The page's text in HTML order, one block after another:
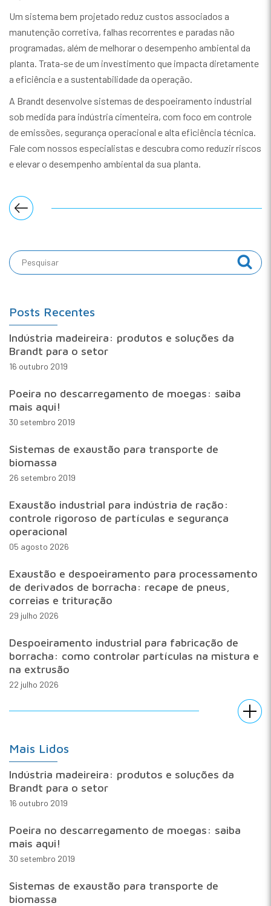
Um sistema bem projetado reduz custos associados a
manutenção corretiva, falhas recorrentes e paradas não
programadas, além de melhorar o desempenho ambiental da
planta. Trata-se de um investimento que impacta diretamente
a eficiência e a sustentabilidade da operação.
A Brandt desenvolve sistemas de despoeiramento industrial
sob medida para indústria cimenteira, com foco em controle
de emissões, segurança operacional e alta eficiência técnica.
Fale com nossos especialistas e descubra como reduzir riscos
e elevar o desempenho ambiental da sua planta.
Posts Recentes
Indústria madeireira: produtos e soluções da
Brandt para o setor
16 outubro 2019
Poeira no descarregamento de moegas: saiba
mais aqui!
30 setembro 2019
Sistemas de exaustão para transporte de
biomassa
26 setembro 2019
Exaustão industrial para indústria de ração:
controle rigoroso de partículas e segurança
operacional
05 agosto 2026
Exaustão e despoeiramento para processamento
de derivados de borracha: recape de pneus,
correias e trituração
29 julho 2026
Despoeiramento industrial para fabricação de
borracha: como controlar partículas na mistura e
na extrusão
22 julho 2026
Mais Lidos
Indústria madeireira: produtos e soluções da
Brandt para o setor
16 outubro 2019
Poeira no descarregamento de moegas: saiba
mais aqui!
30 setembro 2019
Sistemas de exaustão para transporte de
biomassa